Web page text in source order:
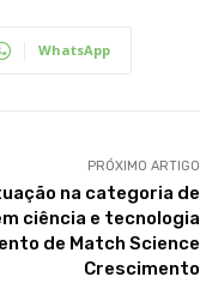
WhatsApp
PRÓXIMO ARTIGO
na categoria de
ciência e tecnologia
de Match Science
Crescimento